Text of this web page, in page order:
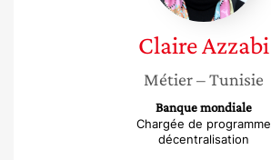
ClaireAzzabi
Métier– Tunisie
Banque mondiale
Chargée de programme
décentralisation